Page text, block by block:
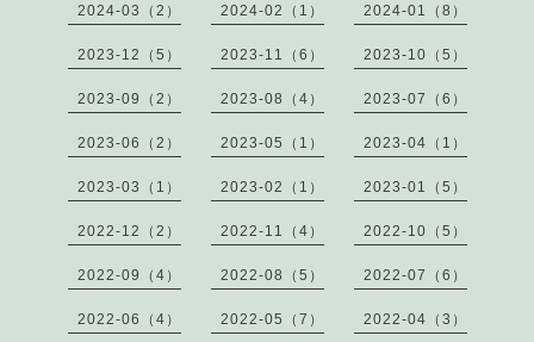
2024-03（2） 2024-02（1） 2024-01（8）
2023-12（5） 2023-11（6） 2023-10（5）
2023-09（2） 2023-08（4） 2023-07（6）
2023-06（2） 2023-05（1） 2023-04（1）
2023-03（1） 2023-02（1） 2023-01（5）
2022-12（2） 2022-11（4） 2022-10（5）
2022-09（4） 2022-08（5） 2022-07（6）
2022-06（4） 2022-05（7） 2022-04（3）